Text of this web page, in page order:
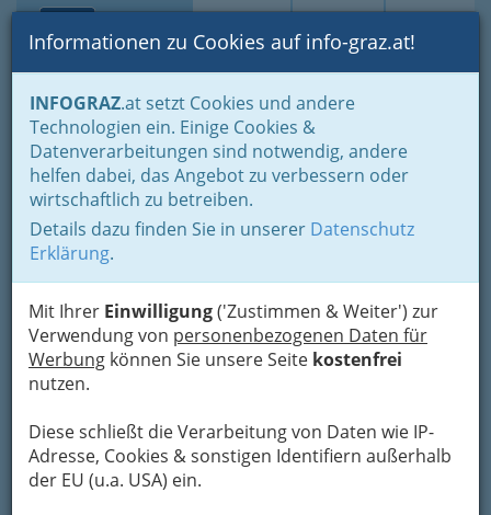
Suche Login Toggle
Informationen zu Cookies auf info-graz.at!
INFOGRAZ.at setzt Cookies und andere
Technologien ein. Einige Cookies &
Datenverarbeitungen sind notwendig, andere
helfen dabei, das Angebot zu verbessern oder
wirtschaftlich zu betreiben.
Details dazu finden Sie in unserer Datenschutz
Erklärung.
Mit Ihrer Einwilligung('Zustimmen & Weiter') zur
Verwendung von personenbezogenen Daten für
Werbung können Sie unsere Seite kostenfrei
nutzen.
Diese schließt die Verarbeitung von Daten wie IP-
Adresse, Cookies & sonstigen Identifiern außerhalb
der EU (u.a. USA) ein.
Home Branchen
Einkaufen & Schenken - der Handel
Der Handel nach WKO-Gliederung
Allgemeines Landesgremium des Handels
Allgemeines
Landesgremium des
Handels